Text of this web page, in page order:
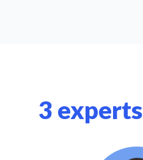
3 experts